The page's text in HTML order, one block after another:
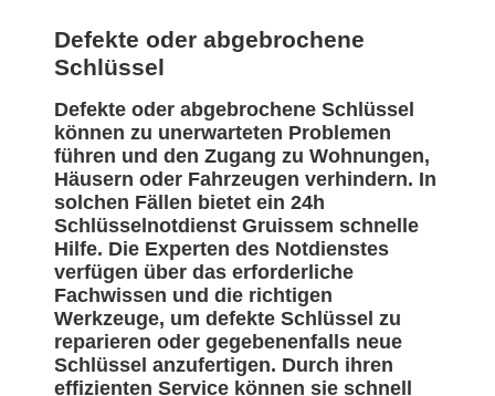
Defekte oder abgebrochene
Schlüssel
Defekte oder abgebrochene Schlüssel
können zu unerwarteten Problemen
führen und den Zugang zu Wohnungen,
Häusern oder Fahrzeugen verhindern. In
solchen Fällen bietet ein 24h
Schlüsselnotdienst Gruissem schnelle
Hilfe. Die Experten des Notdienstes
verfügen über das erforderliche
Fachwissen und die richtigen
Werkzeuge, um defekte Schlüssel zu
reparieren oder gegebenenfalls neue
Schlüssel anzufertigen. Durch ihren
effizienten Service können sie schnell